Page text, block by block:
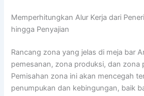
Memperhitungkan Alur Kerja dari
hingga Penyajian
Rancang zona yang jelas di meja bar
pemesanan, zona produksi, dan zona
Pemisahan zona ini akan mencegah
penumpukan dan kebingungan, baik